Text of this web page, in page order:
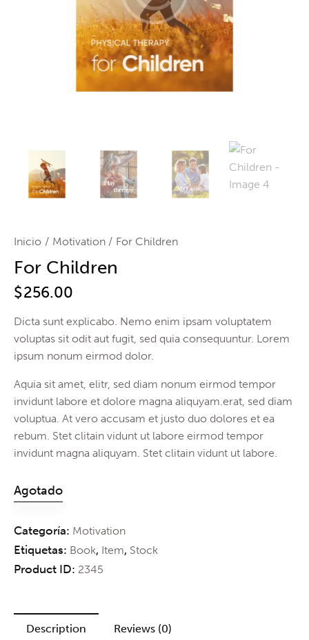
Inicio Motivation For Children
For Children
$256.00
Dicta sunt explicabo. Nemo enim ipsam voluptatem
voluptas sit odit aut fugit, sed quia consequuntur. Lorem
ipsum nonum eirmod dolor.
Aquia sit amet, elitr, sed diam nonum eirmod tempor
invidunt labore et dolore magna aliquyam.erat, sed diam
voluptua. At vero accusam et justo duo dolores et ea
rebum. Stet clitain vidunt ut labore eirmod tempor
invidunt magna aliquyam. Stet clitain vidunt ut labore.
Agotado
Categoría: Motivation
Etiquetas: Book, Item, Stock
Product ID: 2345
Description Reviews (0)